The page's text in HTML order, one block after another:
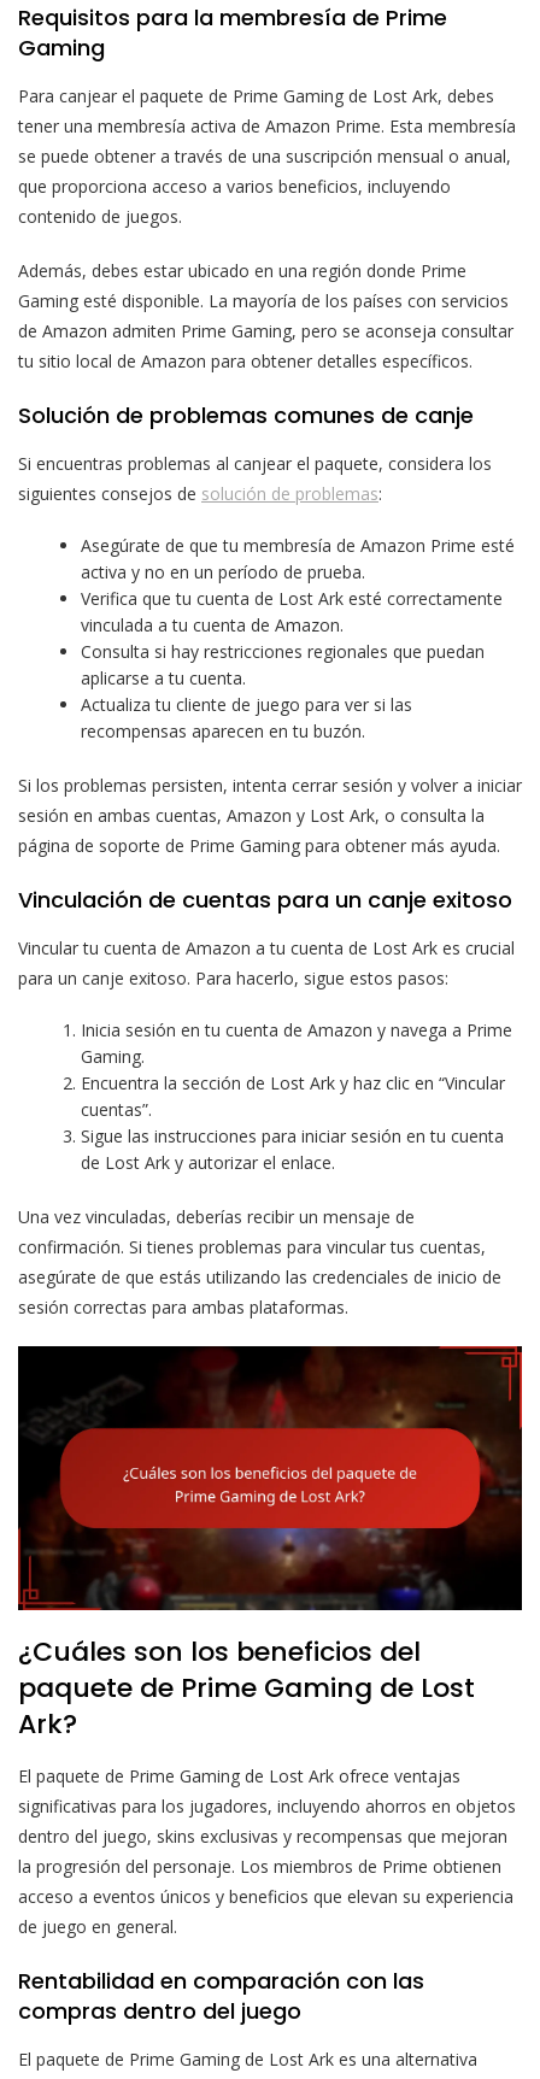
Requisitos para la membresía de Prime
Gaming
Para canjear el paquete de Prime Gaming de Lost Ark, debes
tener una membresía activa de Amazon Prime. Esta membresía
se puede obtener a través de una suscripción mensual o anual,
que proporciona acceso a varios beneficios, incluyendo
contenido de juegos.
Además, debes estar ubicado en una región donde Prime
Gaming esté disponible. La mayoría de los países con servicios
de Amazon admiten Prime Gaming, pero se aconseja consultar
tu sitio local de Amazon para obtener detalles específicos.
Solución de problemas comunes de canje
Si encuentras problemas al canjear el paquete, considera los
siguientes consejos de solución de problemas:
Asegúrate de que tu membresía de Amazon Prime esté
activa y no en un período de prueba.
Verifica que tu cuenta de Lost Ark esté correctamente
vinculada a tu cuenta de Amazon.
Consulta si hay restricciones regionales que puedan
aplicarse a tu cuenta.
Actualiza tu cliente de juego para ver si las
recompensas aparecen en tu buzón.
Si los problemas persisten, intenta cerrar sesión y volver a iniciar
sesión en ambas cuentas, Amazon y Lost Ark, o consulta la
página de soporte de Prime Gaming para obtener más ayuda.
Vinculación de cuentas para un canje exitoso
Vincular tu cuenta de Amazon a tu cuenta de Lost Ark es crucial
para un canje exitoso. Para hacerlo, sigue estos pasos:
Inicia sesión en tu cuenta de Amazon y navega a Prime
Gaming.
Encuentra la sección de Lost Ark y haz clic en “Vincular
cuentas”.
Sigue las instrucciones para iniciar sesión en tu cuenta
de Lost Ark y autorizar el enlace.
Una vez vinculadas, deberías recibir un mensaje de
confirmación. Si tienes problemas para vincular tus cuentas,
asegúrate de que estás utilizando las credenciales de inicio de
sesión correctas para ambas plataformas.
¿Cuáles son los beneficios del
paquete de Prime Gaming de Lost
Ark?
El paquete de Prime Gaming de Lost Ark ofrece ventajas
significativas para los jugadores, incluyendo ahorros en objetos
dentro del juego, skins exclusivas y recompensas que mejoran
la progresión del personaje. Los miembros de Prime obtienen
acceso a eventos únicos y beneficios que elevan su experiencia
de juego en general.
Rentabilidad en comparación con las
compras dentro del juego
El paquete de Prime Gaming de Lost Ark es una alternativa